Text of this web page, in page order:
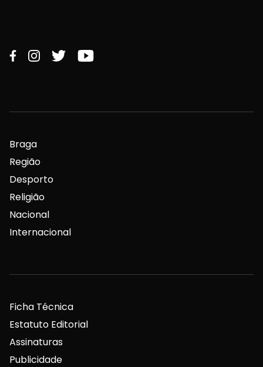
Braga
Região
Desporto
Religião
Nacional
Internacional
Ficha Técnica
Estatuto Editorial
Assinaturas
Publicidade